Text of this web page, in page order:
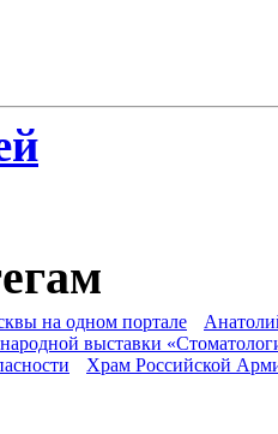
на одном портале
выставки
Храм Российской